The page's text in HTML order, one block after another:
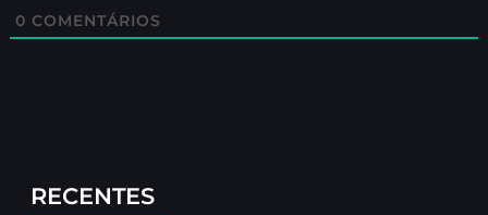
0 COMENTÁRIOS
RECENTES